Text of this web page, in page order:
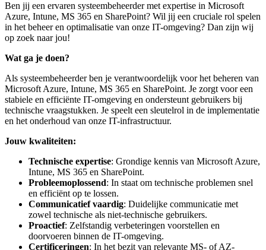
Ben jij een ervaren systeembeheerder met expertise in Microsoft
Azure, Intune, MS 365 en SharePoint? Wil jij een cruciale rol spelen
in het beheer en optimalisatie van onze IT-omgeving? Dan zijn wij
op zoek naar jou!
Wat ga je doen?
Als systeembeheerder ben je verantwoordelijk voor het beheren van
Microsoft Azure, Intune, MS 365 en SharePoint. Je zorgt voor een
stabiele en efficiënte IT-omgeving en ondersteunt gebruikers bij
technische vraagstukken. Je speelt een sleutelrol in de implementatie
en het onderhoud van onze IT-infrastructuur.
Jouw kwaliteiten:
Technische expertise: Grondige kennis van Microsoft Azure,
Intune, MS 365 en SharePoint.
Probleemoplossend: In staat om technische problemen snel
en efficiënt op te lossen.
Communicatief vaardig: Duidelijke communicatie met
zowel technische als niet-technische gebruikers.
Proactief: Zelfstandig verbeteringen voorstellen en
doorvoeren binnen de IT-omgeving.
Certificeringen: In het bezit van relevante MS- of AZ-